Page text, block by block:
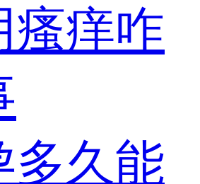
瘙痒咋
多久能